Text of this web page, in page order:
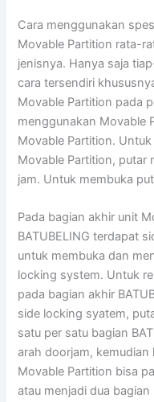
Cara menggunakan
Movable Partition rata-
jenisnya. Hanya saja
cara tersendiri
Movable Partition pada
menggunakan Movable
Movable Partition.
Movable Partition, putar
jam. Untuk membuka
Pada bagian akhir unit
BATUBELING terdapat
untuk membuka dan
locking system. Untuk
pada bagian akhir
side locking syatem,
satu per satu bagian
arah doorjam, kemudian
Movable Partition bisa
atau menjadi dua